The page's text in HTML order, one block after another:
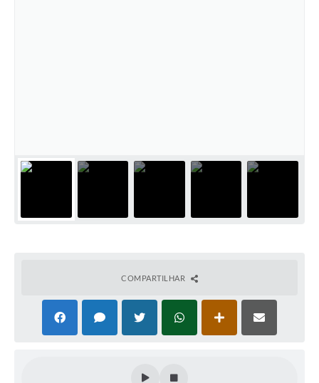
Projetos
Legislação
Serviços Online
Telefones Úteis
COMPARTILHAR